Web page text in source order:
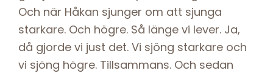
Och när Håkan sjunger om att sjunga
starkare. Och högre. Så länge vi lever. Ja,
då gjorde vi just det. Vi sjöng starkare och
vi sjöng högre. Tillsammans. Och sedan